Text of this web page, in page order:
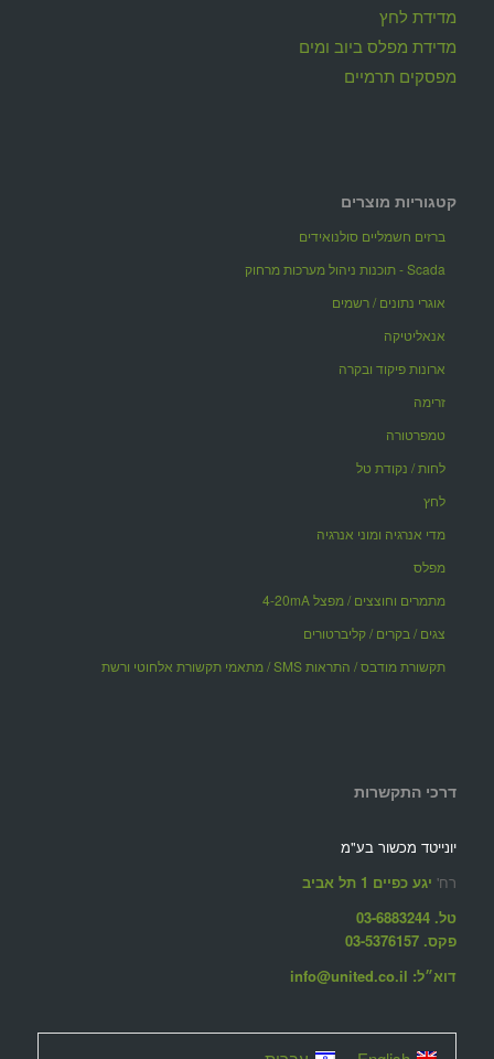
מדידת לחץ
מדידת מפלס ביוב ומים
מפסקים תרמיים
קטגוריות מוצרים
ברזים חשמליים סולנואידים
Scada - תוכנות ניהול מערכות מרחוק
אוגרי נתונים / רשמים
אנאליטיקה
ארונות פיקוד ובקרה
זרימה
טמפרטורה
לחות / נקודת טל
לחץ
מדי אנרגיה ומוני אנרגיה
מפלס
מתמרים וחוצצים / מפצל 4-20mA
צגים / בקרים / קליברטורים
תקשורת מודבס / התראות SMS / מתאמי תקשורת אלחוטי ורשת
דרכי התקשרות
יונייטד מכשור בע"מ
רח' יגע כפיים 1 תל אביב
טל. 03-6883244
פקס. 03-5376157
דוא״ל: info@united.co.il